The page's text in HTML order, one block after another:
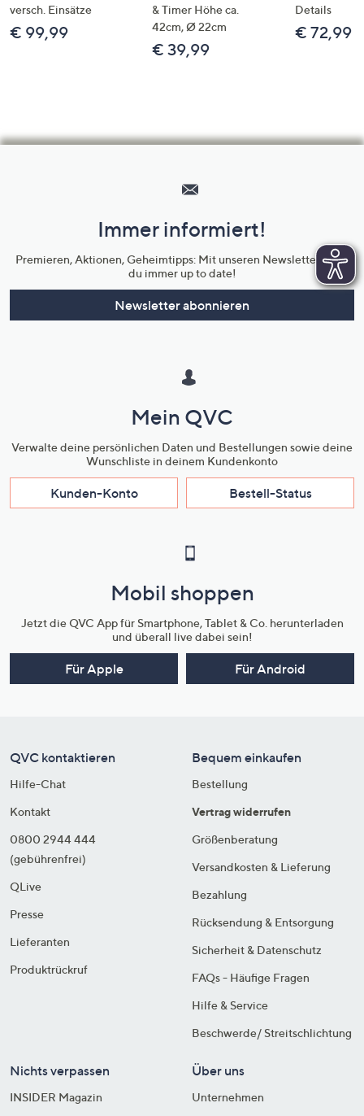
versch. Einsätze
€ 99,99
& Timer Höhe ca.
42cm, Ø 22cm
€ 39,99
Details
€ 72,99
Unternehmensinformationen
Immer informiert!
Premieren, Aktionen, Geheimtipps: Mit unseren Newslettern bist
du immer up to date!
Newsletter abonnieren
Mein QVC
Verwalte deine persönlichen Daten und Bestellungen sowie deine
Wunschliste in deinem Kundenkonto
Kunden-Konto Bestell-Status
Mobil shoppen
Jetzt die QVC App für Smartphone, Tablet & Co. herunterladen
und überall live dabei sein!
Für Apple Für Android
QVC kontaktieren
Hilfe-Chat
Kontakt
0800 2944 444
(gebührenfrei)
QLive
Presse
Lieferanten
Produktrückruf
Bequem einkaufen
Bestellung
Vertrag widerrufen
Größenberatung
Versandkosten & Lieferung
Bezahlung
Rücksendung & Entsorgung
Sicherheit & Datenschutz
FAQs - Häufige Fragen
Hilfe & Service
Beschwerde/ Streitschlichtung
Nichts verpassen
INSIDER Magazin
Über uns
Unternehmen